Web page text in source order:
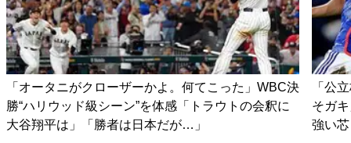
「オータニがクローザーかよ。何てこった」WBC決
勝“ハリウッド級シーン”を体感「トラウトの会釈に
大谷翔平は」「勝者は日本だが…」
「公
そガ
強い